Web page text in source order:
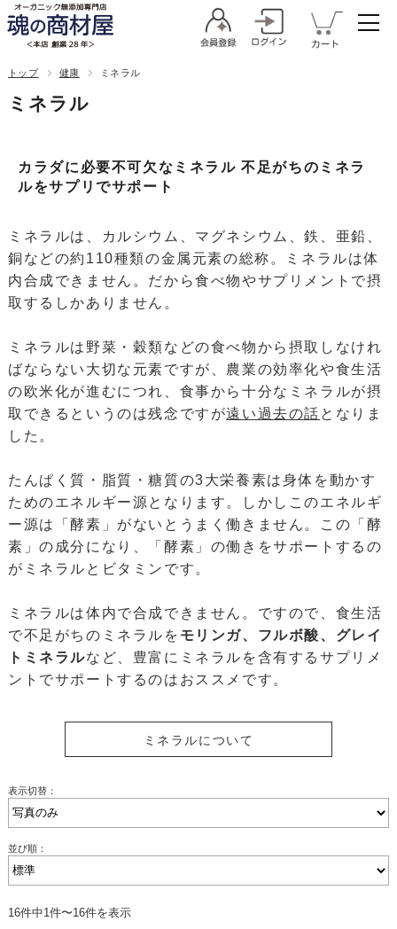
トップ 健康 ミネラル
ミネラル
カラダに必要不可欠なミネラル 不足がちのミネラ
ルをサプリでサポート
ミネラルは、カルシウム、マグネシウム、鉄、亜鉛、
銅などの約110種類の金属元素の総称。ミネラルは体
内合成できません。だから食べ物やサプリメントで摂
取するしかありません。
ミネラルは野菜・穀類などの食べ物から摂取しなけれ
ばならない大切な元素ですが、農業の効率化や食生活
の欧米化が進むにつれ、食事から十分なミネラルが摂
取できるというのは残念ですが遠い過去の話 となりま
した。
たんぱく質・脂質・糖質の3大栄養素は身体を動かす
ためのエネルギー源となります。しかしこのエネルギ
ー源は「酵素」がないとうまく働きません。この「酵
素」の成分になり、「酵素」の働きをサポートするの
がミネラルとビタミンです。
ミネラルは体内で合成できません。ですので、食生活
で不足がちのミネラルを モリンガ、フルボ酸、グレイ
トミネラルなど、豊富にミネラルを含有するサプリメ
ントでサポートするのはおススメです。
ミネラルについて
表示切替：
並び順：
16件中1件〜16件を表示